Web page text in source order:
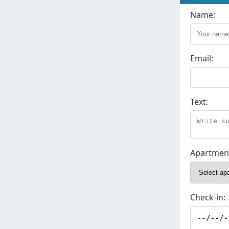
Name:
Email:
Text:
Check-in: